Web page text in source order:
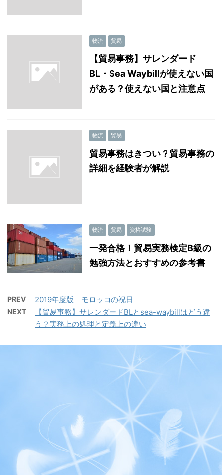
物流 貿易
【貿易事務】サレンダード
BL・Sea Waybillが使えない国
がある？使えない国と注意点
物流 貿易
貿易事務はきつい？貿易事務の
詳細を経験者が解説
物流 貿易 資格試験
一発合格！貿易実務検定B級の
勉強方法とおすすめの参考書
PREV 2019年度版 モロッコの祝日
NEXT
【貿易事務】サレンダードBLとsea-waybillはどう違
う？実務上の処理と定義上の違い